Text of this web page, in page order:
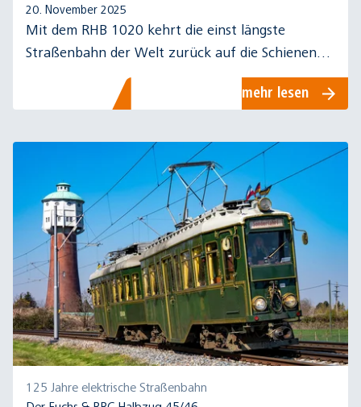
20. November 2025
Mit dem RHB 1020 kehrt die einst längste
Straßenbahn der Welt zurück auf die Schienen
der Metropolregion. Grund genug, die spannende
Geschichte des Triebwagens zu beleuchten.
mehr lesen
125 Jahre elektrische Straßenbahn